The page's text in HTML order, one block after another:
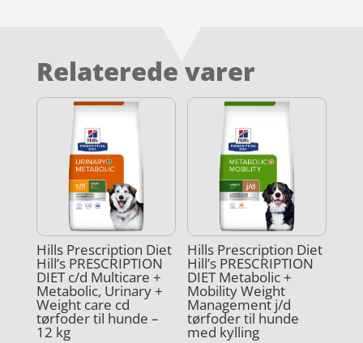
Relaterede varer
Hills Prescription Diet
Hill’s PRESCRIPTION
DIET c/d Multicare +
Metabolic, Urinary +
Weight care cd
tørfoder til hunde –
12 kg
Hills Prescription Diet
Hill’s PRESCRIPTION
DIET Metabolic +
Mobility Weight
Management j/d
tørfoder til hunde
med kylling